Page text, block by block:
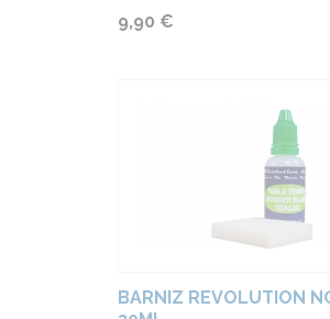
9,90 €
BARNIZ REVOLUTION